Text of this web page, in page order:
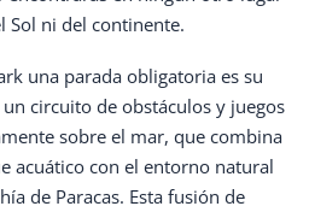
Sol ni del continente.
una parada obligatoria es su
circuito de obstáculos y juegos
sobre el mar, que combina
acuático con el entorno natural
de Paracas. Esta fusión de